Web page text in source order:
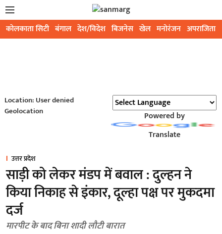
कोलकाता सिटी बंगाल देश/विदेश बिजनेस खेल मनोरंजन अपराजिता
Location: User denied
Geolocation
Powered by
Translate
उत्तर प्रदेश
साड़ी को लेकर मंडप में बवाल : दुल्हन ने
किया निकाह से इंकार, दूल्हा पक्ष पर मुकदमा
दर्ज
मारपीट के बाद बिना शादी लौटी बारात